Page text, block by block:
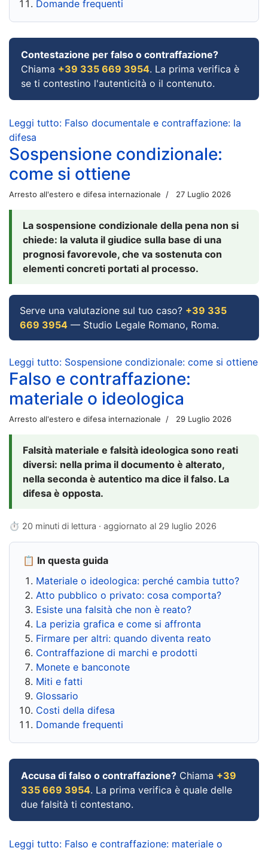
Domande frequenti
Contestazione per falso o contraffazione?
Chiama +39 335 669 3954. La prima verifica è
se ti contestino l'autenticità o il contenuto.
Leggi tutto: Falso documentale e contraffazione: la
difesa
Sospensione condizionale:
come si ottiene
Arresto all'estero e difesa internazionale 27 Luglio 2026
La sospensione condizionale della pena non si
chiede: la valuta il giudice sulla base di una
prognosi favorevole, che va sostenuta con
elementi concreti portati al processo.
Serve una valutazione sul tuo caso? +39 335
669 3954 — Studio Legale Romano, Roma.
Leggi tutto: Sospensione condizionale: come si ottiene
Falso e contraffazione:
materiale o ideologica
Arresto all'estero e difesa internazionale 29 Luglio 2026
Falsità materiale e falsità ideologica sono reati
diversi: nella prima il documento è alterato,
nella seconda è autentico ma dice il falso. La
difesa è opposta.
⏱ 20 minuti di lettura · aggiornato al 29 luglio 2026
📋 In questa guida
Materiale o ideologica: perché cambia tutto?
Atto pubblico o privato: cosa comporta?
Esiste una falsità che non è reato?
La perizia grafica e come si affronta
Firmare per altri: quando diventa reato
Contraffazione di marchi e prodotti
Monete e banconote
Miti e fatti
Glossario
Costi della difesa
Domande frequenti
Accusa di falso o contraffazione? Chiama +39
335 669 3954. La prima verifica è quale delle
due falsità ti contestano.
Leggi tutto: Falso e contraffazione: materiale o